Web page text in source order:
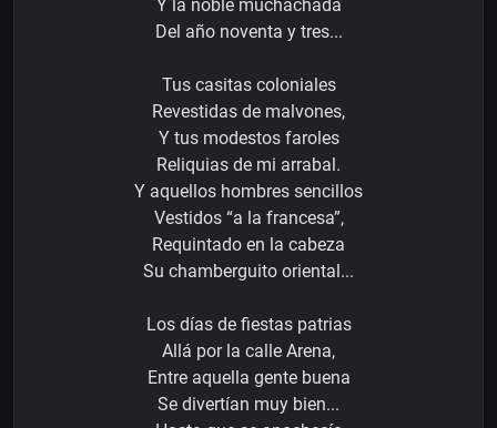
Y la noble muchachada
Del año noventa y tres...
Tus casitas coloniales
Revestidas de malvones,
Y tus modestos faroles
Reliquias de mi arrabal.
Y aquellos hombres sencillos
Vestidos “a la francesa”,
Requintado en la cabeza
Su chamberguito oriental...
Los días de fiestas patrias
Allá por la calle Arena,
Entre aquella gente buena
Se divertían muy bien...